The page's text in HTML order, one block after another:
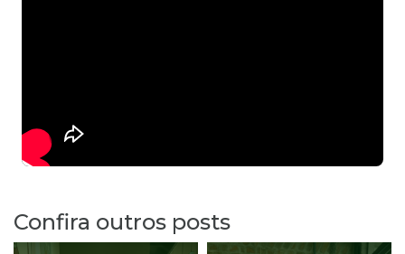
Confira outros posts